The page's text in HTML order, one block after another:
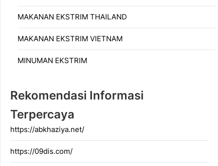
MAKANAN EKSTRIM THAILAND
MAKANAN EKSTRIM VIETNAM
MINUMAN EKSTRIM
Rekomendasi Informasi
Terpercaya
https://abkhaziya.net/
https://09dis.com/